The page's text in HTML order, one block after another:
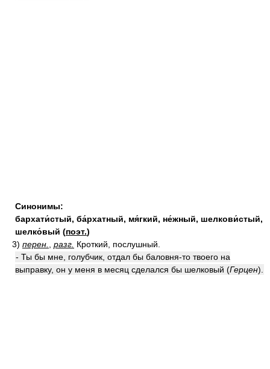
Синонимы:
бархати́стый, ба́рхатный, мя́гкий, не́жный, шелкови́стый,
шелко́вый (поэт.)
3) перен. разг. Кроткий, послушный.
- Ты бы мне, голубчик, отдал бы баловня-то твоего на
выправку, он у меня в месяц сделался бы шелковый (Герцен)